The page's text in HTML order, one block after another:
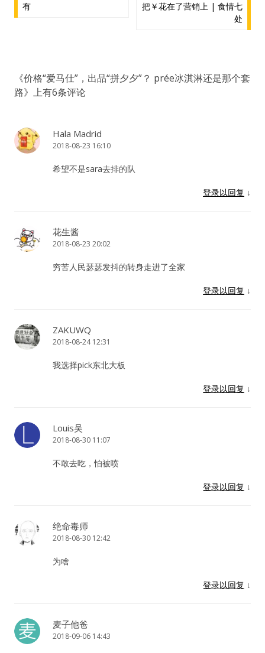
有
把￥花在了营销上 | 食情七
处
《价格“爱马仕”，出品“拼夕夕”？ prée冰淇淋还是那个套
路》上有6条评论
Hala Madrid
2018-08-23 16:10
希望不是sara去排的队
登录以回复 ↓
花生酱
2018-08-23 20:02
穷苦人民瑟瑟发抖的转身走进了全家
登录以回复 ↓
ZAKUWQ
2018-08-24 12:31
我选择pick东北大板
登录以回复 ↓
Louis吴
2018-08-30 11:07
不敢去吃，怕被喷
登录以回复 ↓
绝命毒师
2018-08-30 12:42
为啥
登录以回复 ↓
麦子他爸
2018-09-06 14:43